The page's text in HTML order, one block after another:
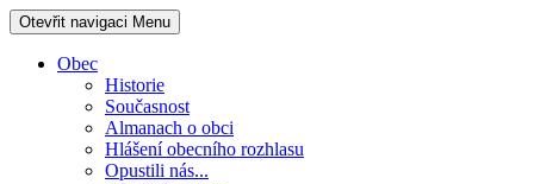
Otevřit navigaci Menu
Obec
Historie
Současnost
Almanach o obci
Hlášení obecního rozhlasu
Opustili nás...